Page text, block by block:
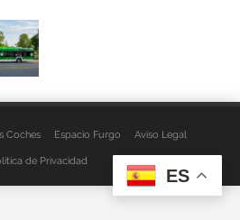
Coches Espacio Furgo Aviso Legal
de Privacidad
ES